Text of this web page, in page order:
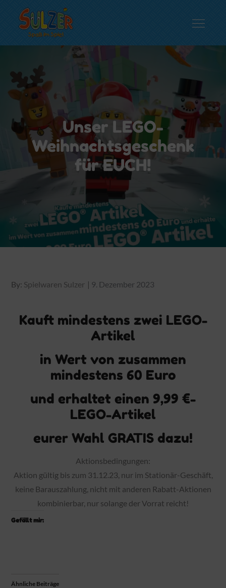
Spielwaren Sulzer
Unser LEGO-
Weihnachtsgeschenk
für EUCH!
By: Spielwaren Sulzer
Posted
9. Dezember 2023
Kauft mindestens zwei LEGO-
Artikel
in Wert von zusammen
mindestens 60 Euro
und erhaltet einen 9,99 €-
LEGO-Artikel
eurer Wahl GRATIS dazu!
Aktionsbedingungen:
Aktion gültig bis zum 31.12.23, nur im Stationär-Geschäft,
keine Barauszahlung, nicht mit anderen Rabatt-Aktionen
kombinierbar, nur solange der Vorrat reicht!
Gefällt mir:
Ähnliche Beiträge